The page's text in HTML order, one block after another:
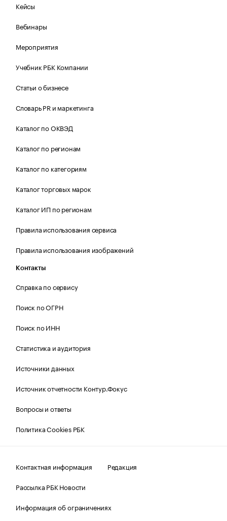
Кейсы
Вебинары
Мероприятия
Учебник РБК Компании
Статьи о бизнесе
Словарь PR и маркетинга
Каталог по ОКВЭД
Каталог по регионам
Каталог по категориям
Каталог торговых марок
Каталог ИП по регионам
Правила использования сервиса
Правила использования изображений
Контакты
Справка по сервису
Поиск по ОГРН
Поиск по ИНН
Статистика и аудитория
Источники данных
Источник отчетности Контур.Фокус
Вопросы и ответы
Политика Cookies РБК
Контактная информация
Редакция
Рассылка РБК Новости
Информация об ограничениях